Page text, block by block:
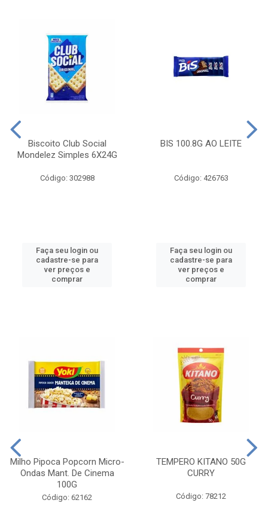
Biscoito Club Social
Mondelez Simples 6X24G
Código: 302988
Faça seu login ou
cadastre-se para
ver preços e
comprar
BIS 100.8G AO LEITE
Código: 426763
Faça seu login ou
cadastre-se para
ver preços e
comprar
Milho Pipoca Popcorn Micro-
Ondas Mant. De Cinema
100G
Código: 62162
TEMPERO KITANO 50G
CURRY
Código: 78212